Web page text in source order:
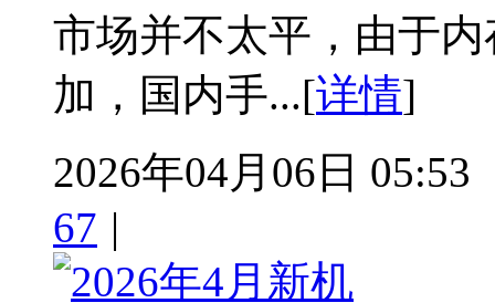
市场并不太平，由于
加，国内手...[详情]
2026年04月06日 05:53
67 |